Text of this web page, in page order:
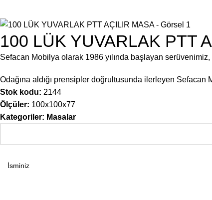
100 LÜK YUVARLAK PTT
Sefacan Mobilya olarak 1986 yılında başlayan
Odağına aldığı prensipler doğrultusunda ilerleyen Sefacan
Stok kodu: 2144
Ölçüler: 100x100x77
Kategoriler: Masalar